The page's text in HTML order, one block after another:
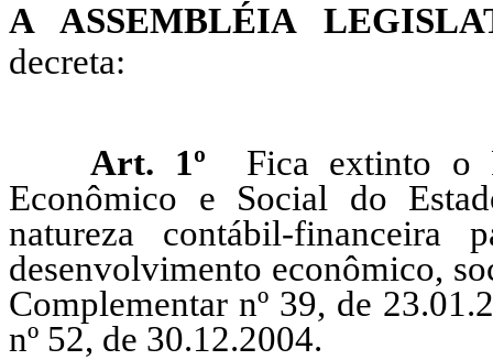
A ASSEMBLÉIA
decreta:
Art. 1º Fica extinto o
Econômico e Social do
natureza contábil-financeira
desenvolvimento econômico,
Complementar nº 39, de
nº 52, de 30.12.2004.